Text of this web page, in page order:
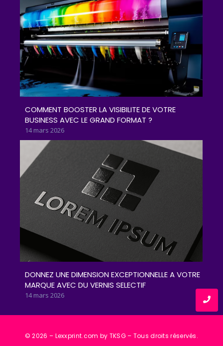
COMMENT BOOSTER LA VISIBILITE DE VOTRE
BUSINESS AVEC LE GRAND FORMAT ?
14 mars 2026
DONNEZ UNE DIMENSION EXCEPTIONNELLE A VOTRE
MARQUE AVEC DU VERNIS SELECTIF
14 mars 2026
© 2026 – Lexxprint.com by TKSG – Tous droits réservés.